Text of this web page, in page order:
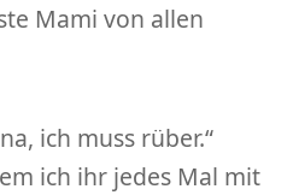
Mami von allen
ich muss rüber.“
ich ihr jedes Mal mit